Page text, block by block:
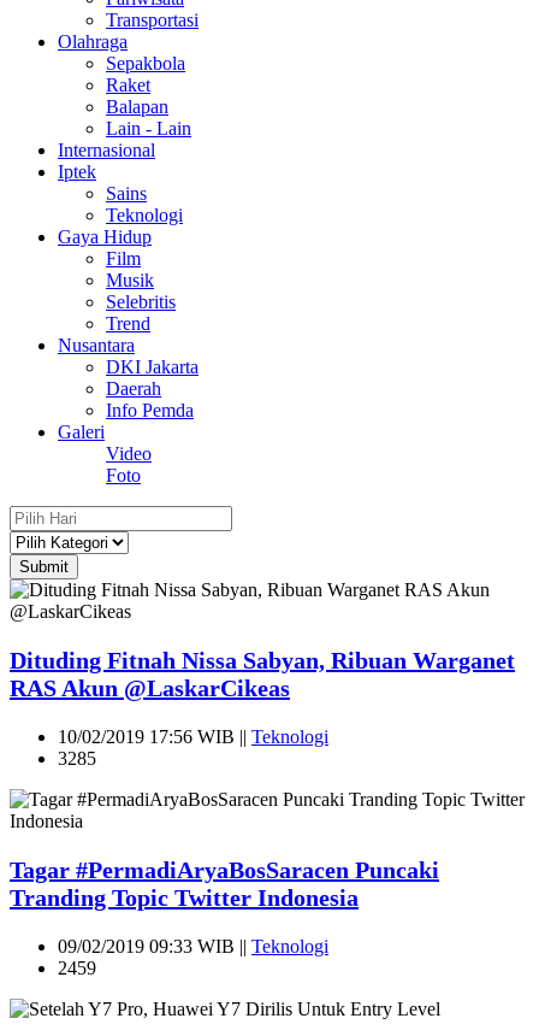
Transportasi
Olahraga
Sepakbola
Raket
Balapan
Lain - Lain
Internasional
Iptek
Sains
Teknologi
Gaya Hidup
Film
Musik
Selebritis
Trend
Nusantara
DKI Jakarta
Daerah
Info Pemda
Galeri
Video
Foto
Submit
Dituding Fitnah Nissa Sabyan, Ribuan Warganet
RAS Akun @LaskarCikeas
10/02/2019 17:56 WIB || Teknologi
3285
Tagar #PermadiAryaBosSaracen Puncaki
Tranding Topic Twitter Indonesia
09/02/2019 09:33 WIB || Teknologi
2459